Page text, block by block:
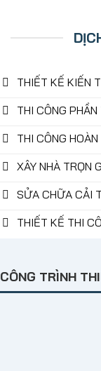
THIẾT KẾ KIẾN
THI CÔNG PHẦN
THI CÔNG
XÂY NHÀ TRỌN
SỬA CHỮA CẢI
THIẾT KẾ THI
CÔNG TRÌNH